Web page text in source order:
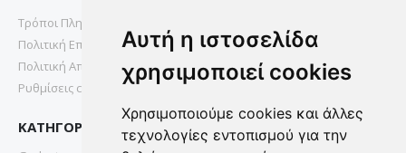
Αυτή η ιστοσελίδα
χρησιμοποιεί cookies
Χρησιμοποιούμε cookies και άλλες
τεχνολογίες εντοπισμού για την
Τρόποι Πληρωμής
Πολιτική Επιστροφών
Πολιτική Απορρήτου
Ρυθμίσεις cookies
ΚΑΤΗΓΟΡΙΕΣ